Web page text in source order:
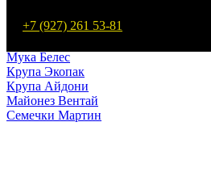
+7 (927) 261 53-81
Мука Мартин
Мука Белес
Крупа Экопак
Крупа Айдони
Майонез Вентай
Семечки Мартин